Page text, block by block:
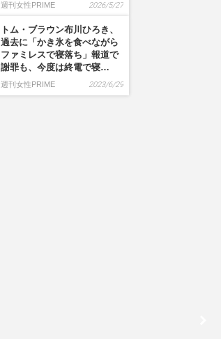
週刊女性PRIME 2026/5/27
トム・ブラウン布川ひろき、
過去に「かき氷を食べながら
ファミレスで寝落ち」報道で
謝罪も、今度は終電で寝…
週刊女性PRIME 2023/6/29